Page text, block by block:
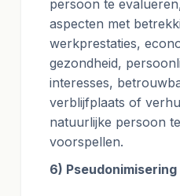
persoon te
aspecten met
werkprestaties,
gezondheid,
interesses,
verblijfplaats of
natuurlijke persoon
voorspellen.
6) Pseudonimisering